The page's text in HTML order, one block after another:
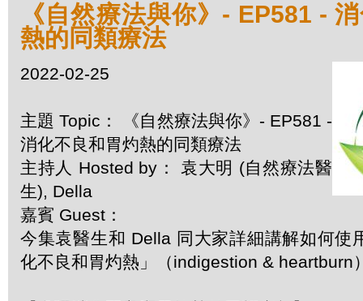
《自然療法與你》- EP581 -
熱的同類療法
2022-02-25
主題 Topic： 《自然療法與你》- EP581 -
消化不良和胃灼熱的同類療法
主持人 Hosted by： 袁大明 (自然療法醫
生), Della
嘉賓 Guest：
今集袁醫生和 Della 同大家詳細講解如何使
化不良和胃灼熱」（indigestion & heartburn